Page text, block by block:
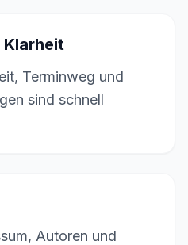
Terminweg und
sind schnell
Autoren und